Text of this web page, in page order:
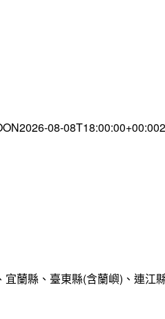
08-
蘭縣、臺東縣(含蘭嶼)、連